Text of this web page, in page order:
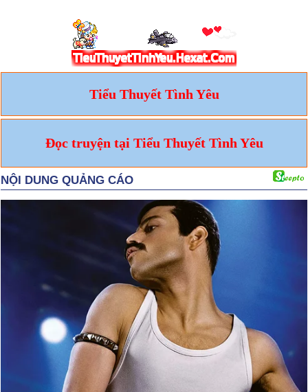
Tiểu Thuyết Tình Yêu
Đọc truyện tại Tiểu Thuyết Tình Yêu